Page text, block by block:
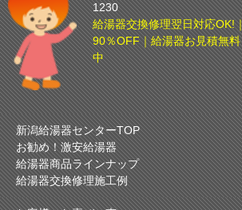
1230
給湯器交換修理翌日対応OK!
90％OFF｜給湯器お見積無
中
新潟給湯器センターTOP
お勧め！激安給湯器
給湯器商品ラインナップ
給湯器交換修理施工例